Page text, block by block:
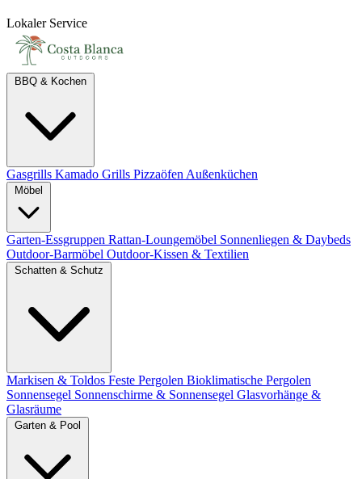
Lokaler Service
Gasgrills Kamado Grills Pizzaöfen Außenküchen
Garten-Essgruppen Rattan-Loungemöbel Sonnenliegen & Daybeds
Outdoor-Barmöbel Outdoor-Kissen & Textilien
Markisen & Toldos Feste Pergolen Bioklimatische Pergolen
Sonnensegel Sonnenschirme & Sonnensegel Glasvorhänge &
Glasräume